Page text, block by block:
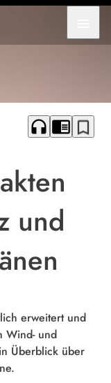
headphones chrome_reader_mode bookmark_border
und
erweitert und
Wind- und
Überblick über